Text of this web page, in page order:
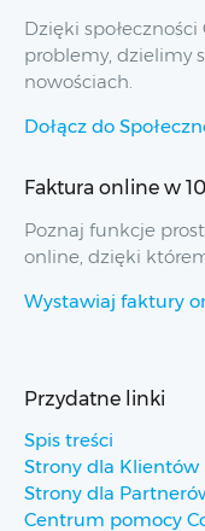
Dzięki
problemy, dzielimy
nowościach.
Dołącz do
Faktura online w
Poznaj funkcje
online, dzięki
Wystawiaj faktury
Przydatne linki
Spis treści
Strony dla Klientów
Strony dla
Centrum pomocy